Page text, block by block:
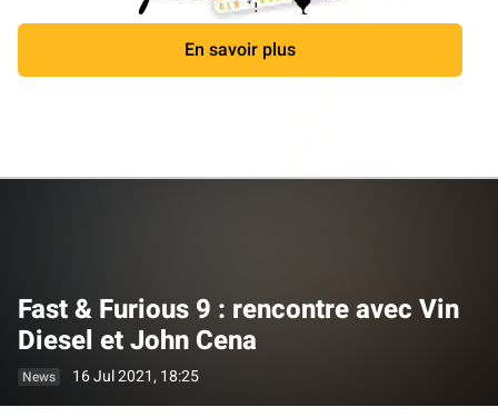
En savoir plus
Fast & Furious 9 : rencontre avec Vin
Diesel et John Cena
News 16 Jul 2021, 18:25